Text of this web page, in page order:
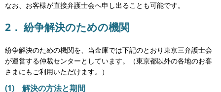
なお、お客様が直接弁護士会へ申し出ることも可能です。
2． 紛争解決のための機関
紛争解決のための機関を、当金庫では下記のとおり東京三弁護士会
が運営する仲裁センターとしています。（東京都以外の各地のお客
さまにもご利用いただけます。）
(1) 解決の方法と期間